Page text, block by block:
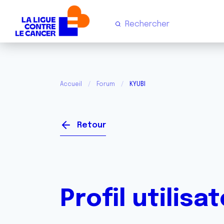
Accueil Forum KYUBI
Retour
Profil